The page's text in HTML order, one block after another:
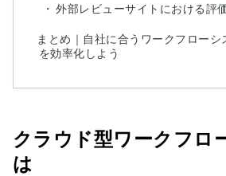
外部レビューサイトにおける評
まとめ｜自社に合うワークフローシ
を効率化しよう
クラウド型ワークフロ
は